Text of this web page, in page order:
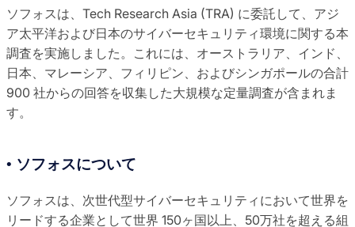
ソフォスは、Tech Research Asia (TRA) に委託して、アジ
ア太平洋および日本のサイバーセキュリティ環境に関する本
調査を実施しました。これには、オーストラリア、インド、
日本、マレーシア、フィリピン、およびシンガポールの合計
900 社からの回答を収集した大規模な定量調査が含まれま
す。
• ソフォスについて
ソフォスは、次世代型サイバーセキュリティにおいて世界を
リードする企業として世界 150ヶ国以上、50万社を超える組